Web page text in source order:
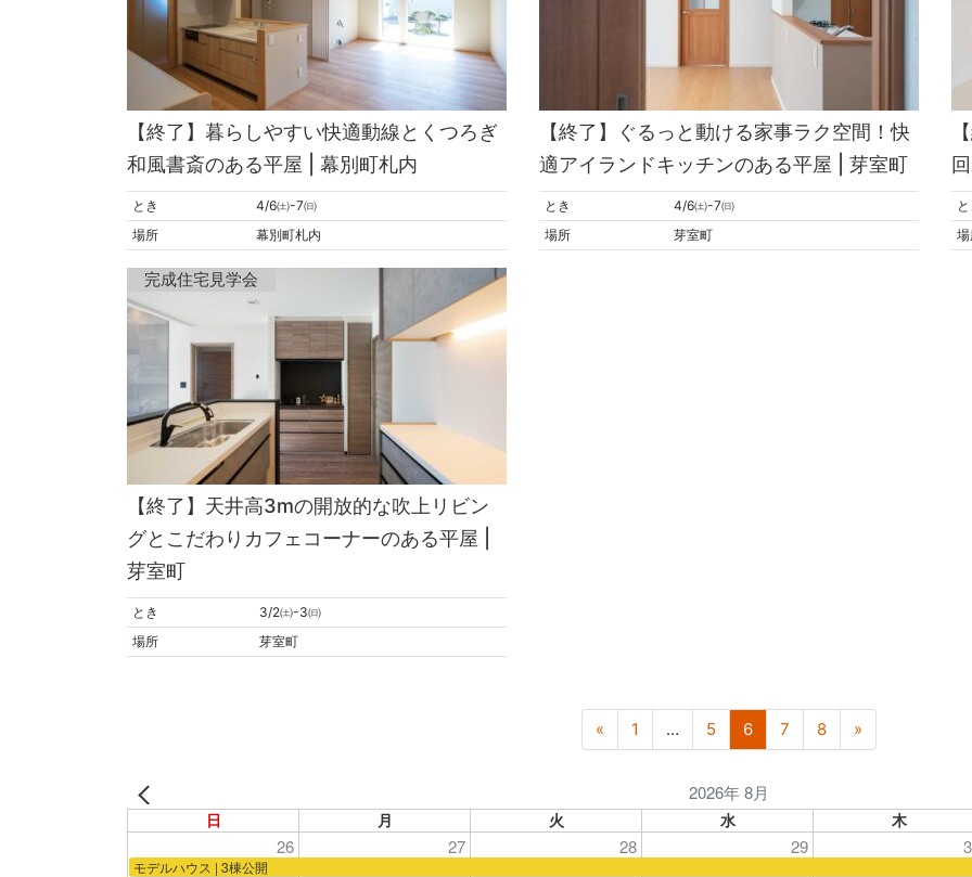
【終了】暮らしやすい快適動線とくつろぎ
和風書斎のある平屋 | 幕別町札内
とき
4/6㈯-7㈰
場所
幕別町札内
【終了】ぐるっと動ける家事ラク空間！快
適アイランドキッチンのある平屋 | 芽室町
とき
4/6㈯-7㈰
場所
芽室町
完成住宅見学会
【終了】天井高3mの開放的な吹上リビン
グとこだわりカフェコーナーのある平屋 |
芽室町
とき
3/2㈯-3㈰
場所
芽室町
« 1 … 5 6 7 8 »
2026年 8月
日 月 火 水 木
26 27 28 29
モデルハウス | 3棟公開